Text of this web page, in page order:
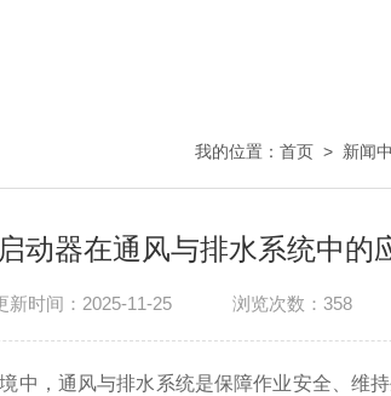
我的位置： 首页 > 新闻
动器在通风与排水系统中的
新时间：2025-11-25 浏览次数：358
，通风与排水系统是保障作业安全、维持